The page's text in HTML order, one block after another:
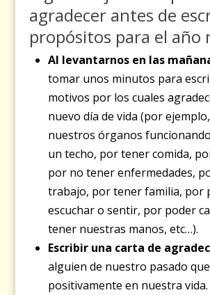
agradecer antes de
propósitos para el año
Al levantarnos en las
tomar unos minutos para
motivos por los cuales
nuevo día de vida (por
nuestros órganos
un techo, por tener comida,
por no tener enfermedades,
trabajo, por tener familia, por
escuchar o sentir, por poder
tener nuestras manos, etc…).
Escribir una carta de
alguien de nuestro pasado
positivamente en nuestra vida.